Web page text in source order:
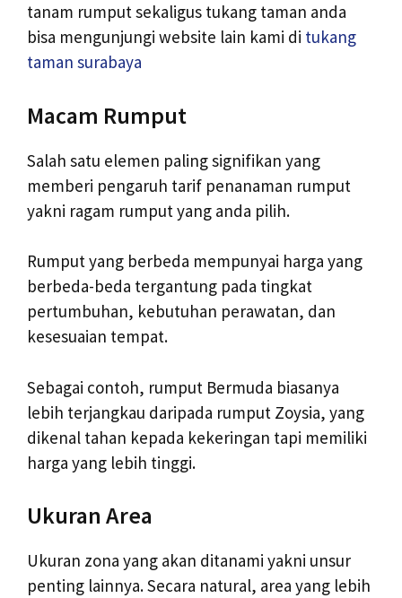
tanam rumput sekaligus tukang taman anda
bisa mengunjungi website lain kami di tukang
taman surabaya
Macam Rumput
Salah satu elemen paling signifikan yang
memberi pengaruh tarif penanaman rumput
yakni ragam rumput yang anda pilih.
Rumput yang berbeda mempunyai harga yang
berbeda-beda tergantung pada tingkat
pertumbuhan, kebutuhan perawatan, dan
kesesuaian tempat.
Sebagai contoh, rumput Bermuda biasanya
lebih terjangkau daripada rumput Zoysia, yang
dikenal tahan kepada kekeringan tapi memiliki
harga yang lebih tinggi.
Ukuran Area
Ukuran zona yang akan ditanami yakni unsur
penting lainnya. Secara natural, area yang lebih